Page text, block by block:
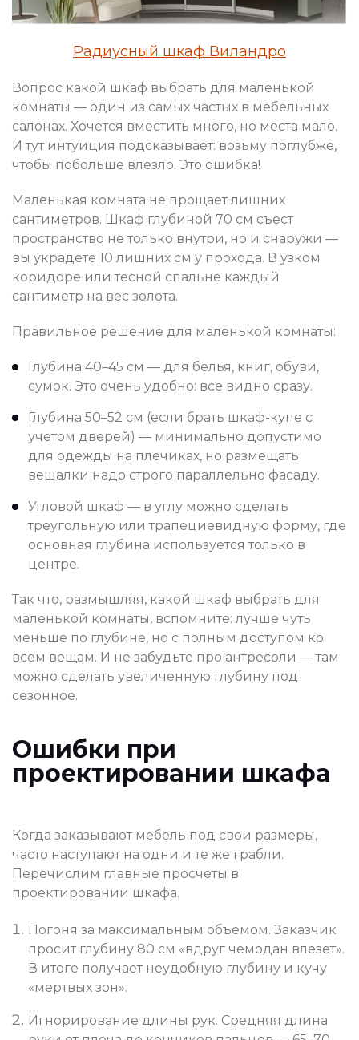
Радиусный шкаф Виландро
Вопрос какой шкаф выбрать для маленькой
комнаты — один из самых частых в мебельных
салонах. Хочется вместить много, но места мало.
И тут интуиция подсказывает: возьму поглубже,
чтобы побольше влезло. Это ошибка!
Маленькая комната не прощает лишних
сантиметров. Шкаф глубиной 70 см съест
пространство не только внутри, но и снаружи —
вы украдете 10 лишних см у прохода. В узком
коридоре или тесной спальне каждый
сантиметр на вес золота.
Правильное решение для маленькой комнаты:
Глубина 40–45 см — для белья, книг, обуви,
сумок. Это очень удобно: все видно сразу.
Глубина 50–52 см (если брать шкаф-купе с
учетом дверей) — минимально допустимо
для одежды на плечиках, но размещать
вешалки надо строго параллельно фасаду.
Угловой шкаф — в углу можно сделать
треугольную или трапециевидную форму, где
основная глубина используется только в
центре.
Так что, размышляя, какой шкаф выбрать для
маленькой комнаты, вспомните: лучше чуть
меньше по глубине, но с полным доступом ко
всем вещам. И не забудьте про антресоли — там
можно сделать увеличенную глубину под
сезонное.
Ошибки при
проектировании шкафа
Когда заказывают мебель под свои размеры,
часто наступают на одни и те же грабли.
Перечислим главные просчеты в
проектировании шкафа.
Погоня за максимальным объемом. Заказчик
просит глубину 80 см «вдруг чемодан влезет».
В итоге получает неудобную глубину и кучу
«мертвых зон».
Игнорирование длины рук. Средняя длина